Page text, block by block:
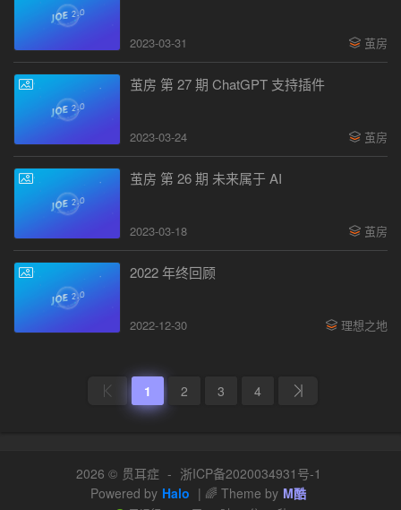
2023-03-31 茧房
茧房 第 27 期 ChatGPT 支持插件
2023-03-24 茧房
茧房 第 26 期 未来属于 AI
2023-03-18 茧房
2022 年终回顾
2022-12-30 理想之地
1 2 3 4
2026 © 贯耳症 - 浙ICP备2020034931号-1
Powered by Halo | 🌈 Theme by M酷